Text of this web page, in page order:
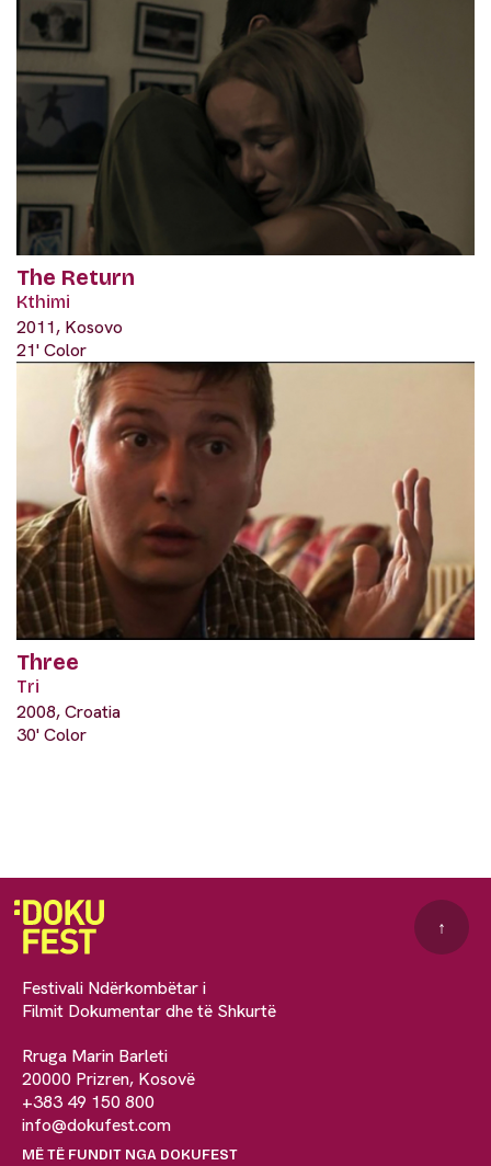
The Return
Kthimi
2011, Kosovo
21' Color
Three
Tri
2008, Croatia
30' Color
Festivali Ndërkombëtar i
Filmit Dokumentar dhe të Shkurtë
Rruga Marin Barleti
20000 Prizren, Kosovë
+383 49 150 800
info@dokufest.com
MË TË FUNDIT NGA DOKUFEST
↑